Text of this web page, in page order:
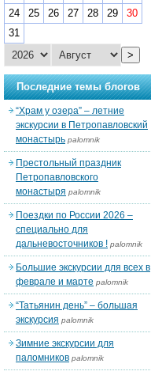
24
25 26 27 28 29
30
31
>
Последние темы блогов
“Храм у озера” – летние
экскурсии в Петропавловский
монастырь palomnik
Престольный праздник
Петропавловского
монастыря palomnik
Поездки по России 2026 –
специально для
дальневосточников ! palomnik
Большие экскурсии для всех в
феврале и марте palomnik
“Татьянин день” – большая
экскурсия palomnik
Зимние экскурсии для
паломников palomnik